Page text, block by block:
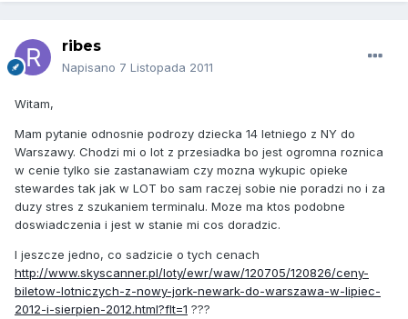
ribes
Napisano 7 Listopada 2011
Witam,
Mam pytanie odnosnie podrozy dziecka 14 letniego z NY do
Warszawy. Chodzi mi o lot z przesiadka bo jest ogromna roznica
w cenie tylko sie zastanawiam czy mozna wykupic opieke
stewardes tak jak w LOT bo sam raczej sobie nie poradzi no i za
duzy stres z szukaniem terminalu. Moze ma ktos podobne
doswiadczenia i jest w stanie mi cos doradzic.
I jeszcze jedno, co sadzicie o tych cenach
http://www.skyscanner.pl/loty/ewr/waw/120705/120826/ceny-
biletow-lotniczych-z-nowy-jork-newark-do-warszawa-w-lipiec-
2012-i-sierpien-2012.html?flt=1 ???